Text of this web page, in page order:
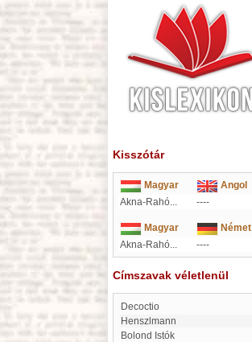
Kisszótár
Magyar
Angol
Akna-Rahó...
----
Magyar
Német
Akna-Rahó...
----
Címszavak véletlenül
Decoctio
Henszlmann
Bolond Istók